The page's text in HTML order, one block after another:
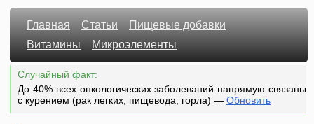
Главная Статьи
Пищевые добавки
Витамины
Микроэлементы
Случайный факт:
До 40% всех онкологических заболеваний напрямую связаны
с курением (рак легких, пищевода, горла) — Обновить